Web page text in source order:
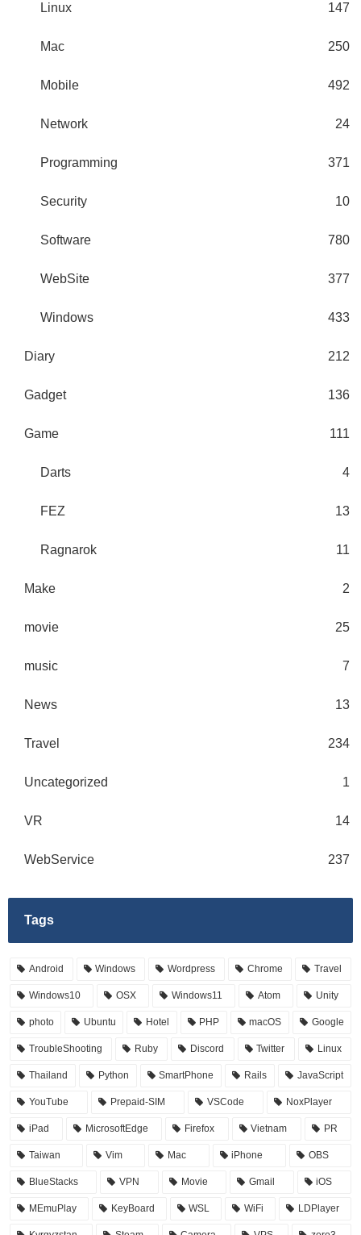
Linux 147
Mac 250
Mobile 492
Network 24
Programming 371
Security 10
Software 780
WebSite 377
Windows 433
Diary 212
Gadget 136
Game 111
Darts 4
FEZ 13
Ragnarok 11
Make 2
movie 25
music 7
News 13
Travel 234
Uncategorized 1
VR 14
WebService 237
Tags
Android Windows Wordpress Chrome Travel
Windows10 OSX Windows11 Atom Unity
photo Ubuntu Hotel PHP macOS Google
TroubleShooting Ruby Discord Twitter Linux
Thailand Python SmartPhone Rails JavaScript
YouTube Prepaid-SIM VSCode NoxPlayer
iPad MicrosoftEdge Firefox Vietnam PR
Taiwan Vim Mac iPhone OBS
BlueStacks VPN Movie Gmail iOS
MEmuPlay KeyBoard WSL WiFi LDPlayer